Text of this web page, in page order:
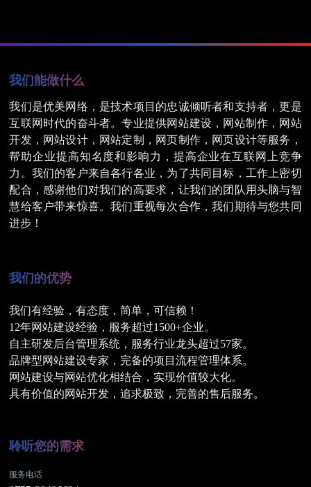
网站制作公司
外贸建站
我们能做什么
我们是优美网络，是技术项目的忠诚倾听者和支持者，更是
互联网时代的奋斗者。专业提供网站建设，网站制作，网站
开发，网站设计，网站定制，网页制作，网页设计等服务，
帮助企业提高知名度和影响力，提高企业在互联网上竞争
力。我们的客户来自各行各业，为了共同目标，工作上密切
配合，感谢他们对我们的高要求，让我们的团队用头脑与智
慧给客户带来惊喜。我们重视每次合作，我们期待与您共同
进步！
我们的优势
我们有经验，有态度，简单，可信赖！
12年网站建设经验，服务超过1500+企业。
自主研发后台管理系统，服务行业龙头超过57家。
品牌型网站建设专家，完备的项目流程管理体系。
网站建设与网站优化相结合，实现价值较大化。
具有价值的网站开发，追求极致，完善的售后服务。
聆听您的需求
服务电话